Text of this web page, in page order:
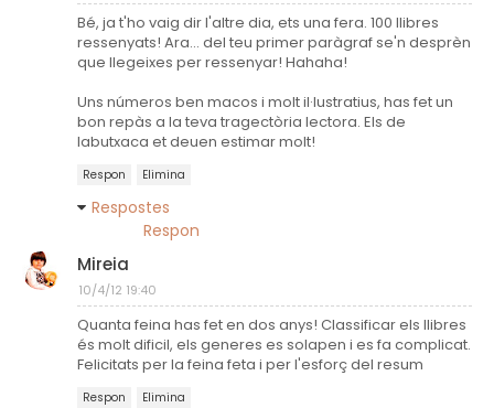
Bé, ja t'ho vaig dir l'altre dia, ets una fera. 100 llibres
ressenyats! Ara... del teu primer paràgraf se'n desprèn
que llegeixes per ressenyar! Hahaha!
Uns números ben macos i molt il·lustratius, has fet un
bon repàs a la teva tragectòria lectora. Els de
labutxaca et deuen estimar molt!
Respon Elimina
Respostes
Respon
Mireia
10/4/12 19:40
Quanta feina has fet en dos anys! Classificar els llibres
és molt dificil, els generes es solapen i es fa complicat.
Felicitats per la feina feta i per l'esforç del resum
Respon Elimina